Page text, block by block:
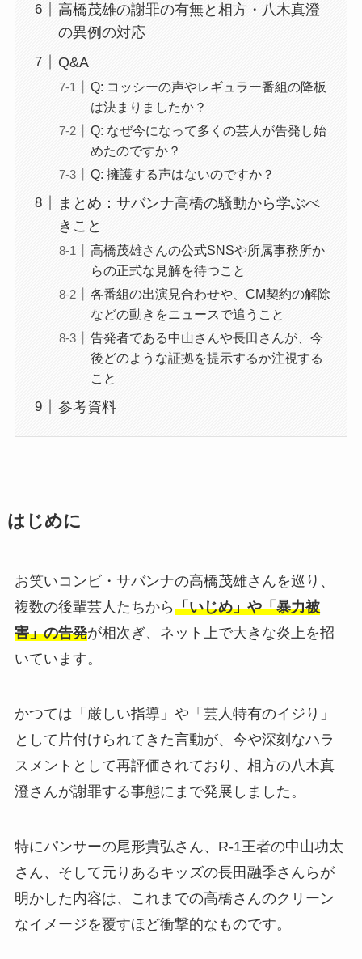
高橋茂雄の謝罪の有無と相方・八木真澄
の異例の対応
Q&A
Q: コッシーの声やレギュラー番組の降板
は決まりましたか？
Q: なぜ今になって多くの芸人が告発し始
めたのですか？
Q: 擁護する声はないのですか？
まとめ：サバンナ高橋の騒動から学ぶべ
きこと
高橋茂雄さんの公式SNSや所属事務所か
らの正式な見解を待つこと
各番組の出演見合わせや、CM契約の解除
などの動きをニュースで追うこと
告発者である中山さんや長田さんが、今
後どのような証拠を提示するか注視する
こと
参考資料
はじめに
お笑いコンビ・サバンナの高橋茂雄さんを巡り、
複数の後輩芸人たちから「いじめ」や「暴力被
害」の告発が相次ぎ、ネット上で大きな炎上を招
いています。
かつては「厳しい指導」や「芸人特有のイジり」
として片付けられてきた言動が、今や深刻なハラ
スメントとして再評価されており、相方の八木真
澄さんが謝罪する事態にまで発展しました。
特にパンサーの尾形貴弘さん、R-1王者の中山功太
さん、そして元りあるキッズの長田融季さんらが
明かした内容は、これまでの高橋さんのクリーン
なイメージを覆すほど衝撃的なものです。